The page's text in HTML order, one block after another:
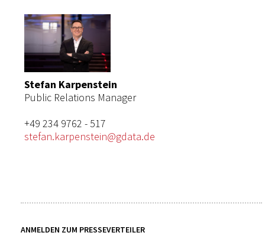
Stefan Karpenstein
Public Relations Manager
+49 234 9762 - 517
stefan.karpenstein@gdata.de
ANMELDEN ZUM PRESSEVERTEILER